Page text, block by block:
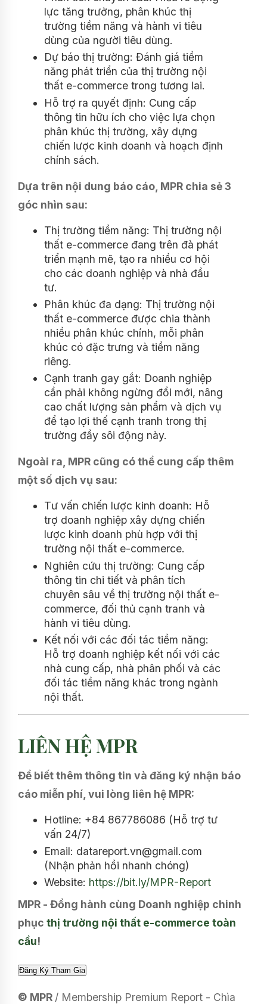
lực tăng trưởng, phân khúc thị
trường tiềm năng và hành vi tiêu
dùng của người tiêu dùng.
Dự báo thị trường: Đánh giá tiềm
năng phát triển của thị trường nội
thất e-commerce trong tương lai.
Hỗ trợ ra quyết định: Cung cấp
thông tin hữu ích cho việc lựa chọn
phân khúc thị trường, xây dựng
chiến lược kinh doanh và hoạch định
chính sách.
Dựa trên nội dung báo cáo, MPR chia sẻ 3
góc nhìn sau:
Thị trường tiềm năng: Thị trường nội
thất e-commerce đang trên đà phát
triển mạnh mẽ, tạo ra nhiều cơ hội
cho các doanh nghiệp và nhà đầu
tư.
Phân khúc đa dạng: Thị trường nội
thất e-commerce được chia thành
nhiều phân khúc chính, mỗi phân
khúc có đặc trưng và tiềm năng
riêng.
Cạnh tranh gay gắt: Doanh nghiệp
cần phải không ngừng đổi mới, nâng
cao chất lượng sản phẩm và dịch vụ
để tạo lợi thế cạnh tranh trong thị
trường đầy sôi động này.
Ngoài ra, MPR cũng có thể cung cấp thêm
một số dịch vụ sau:
Tư vấn chiến lược kinh doanh: Hỗ
trợ doanh nghiệp xây dựng chiến
lược kinh doanh phù hợp với thị
trường nội thất e-commerce.
Nghiên cứu thị trường: Cung cấp
thông tin chi tiết và phân tích
chuyên sâu về thị trường nội thất e-
commerce, đối thủ cạnh tranh và
hành vi tiêu dùng.
Kết nối với các đối tác tiềm năng:
Hỗ trợ doanh nghiệp kết nối với các
nhà cung cấp, nhà phân phối và các
đối tác tiềm năng khác trong ngành
nội thất.
LIÊN HỆ MPR
Để biết thêm thông tin và đăng ký nhận báo
cáo miễn phí, vui lòng liên hệ MPR:
Hotline: +84 867786086 (Hỗ trợ tư
vấn 24/7)
Email: datareport.vn@gmail.com
(Nhận phản hồi nhanh chóng)
Website: https://bit.ly/MPR-Report
MPR - Đồng hành cùng Doanh nghiệp chinh
phục thị trường nội thất e-commerce toàn
cầu!
© MPR / Membership Premium Report - Chìa